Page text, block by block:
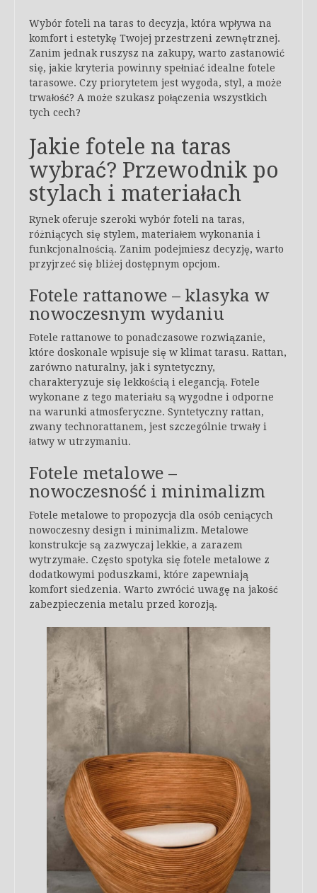
Wybór foteli na taras to decyzja, która wpływa na
komfort i estetykę Twojej przestrzeni zewnętrznej.
Zanim jednak ruszysz na zakupy, warto zastanowić
się, jakie kryteria powinny spełniać idealne fotele
tarasowe. Czy priorytetem jest wygoda, styl, a może
trwałość? A może szukasz połączenia wszystkich
tych cech?
Jakie fotele na taras
wybrać? Przewodnik po
stylach i materiałach
Rynek oferuje szeroki wybór foteli na taras,
różniących się stylem, materiałem wykonania i
funkcjonalnością. Zanim podejmiesz decyzję, warto
przyjrzeć się bliżej dostępnym opcjom.
Fotele rattanowe – klasyka w
nowoczesnym wydaniu
Fotele rattanowe to ponadczasowe rozwiązanie,
które doskonale wpisuje się w klimat tarasu. Rattan,
zarówno naturalny, jak i syntetyczny,
charakteryzuje się lekkością i elegancją. Fotele
wykonane z tego materiału są wygodne i odporne
na warunki atmosferyczne. Syntetyczny rattan,
zwany technorattanem, jest szczególnie trwały i
łatwy w utrzymaniu.
Fotele metalowe –
nowoczesność i minimalizm
Fotele metalowe to propozycja dla osób ceniących
nowoczesny design i minimalizm. Metalowe
konstrukcje są zazwyczaj lekkie, a zarazem
wytrzymałe. Często spotyka się fotele metalowe z
dodatkowymi poduszkami, które zapewniają
komfort siedzenia. Warto zwrócić uwagę na jakość
zabezpieczenia metalu przed korozją.